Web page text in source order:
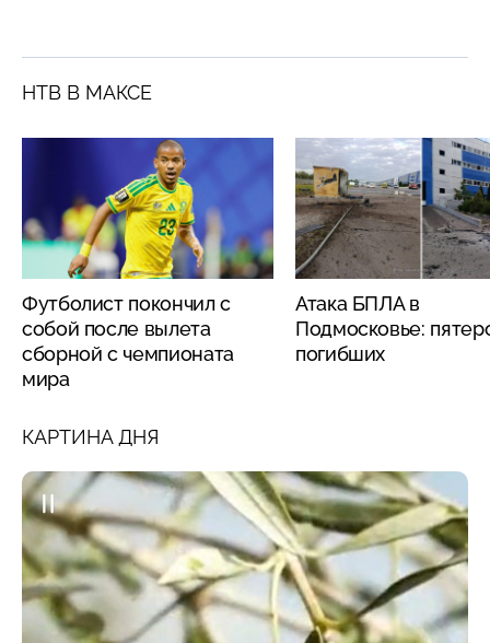
НТВ В МАКСЕ
Футболист покончил с
собой после вылета
сборной с чемпионата
мира
Атака БПЛА в
Подмосковье:
погибших
КАРТИНА ДНЯ